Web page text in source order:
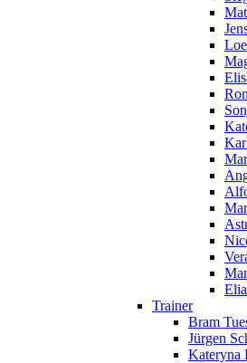
Trainer
Bram
Jürgen
Kateryna